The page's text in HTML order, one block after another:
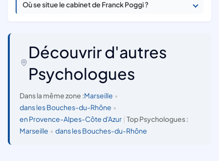
Où se situe le cabinet de Franck Poggi ?
Découvrir d'autres
Psychologues
Dans la même zone :Marseille •
dans les Bouches-du-Rhône •
en Provence-Alpes-Côte d'Azur
Top Psychologues :
Marseille • dans les Bouches-du-Rhône